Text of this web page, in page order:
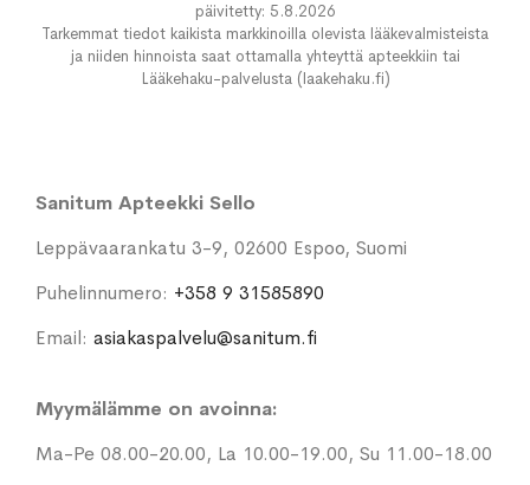
päivitetty: 5.8.2026
Tarkemmat tiedot kaikista markkinoilla olevista lääkevalmisteista
ja niiden hinnoista saat ottamalla yhteyttä apteekkiin tai
Lääkehaku-palvelusta (laakehaku.fi)
Sanitum Apteekki Sello
Leppävaarankatu 3-9, 02600 Espoo, Suomi
Puhelinnumero: +358 9 31585890
Email: asiakaspalvelu@sanitum.fi
Myymälämme on avoinna:
Ma-Pe 08.00-20.00, La 10.00-19.00, Su 11.00-18.00